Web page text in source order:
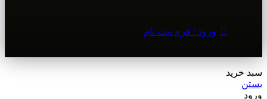
ورود / فرم ثبت نام
سبد خرید
بستن
ورود